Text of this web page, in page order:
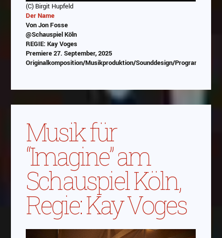
(C) Birgit Hupfeld
Der Name
Von Jon Fosse
@Schauspiel Köln
REGIE: Kay Voges
Premiere 27. September, 2025
Originalkomposition/Musikproduktion/Sounddesign/
Abspielen
Das Video wird von Youtube eingebettet
abespielt. Es gilt die Datenschutzerklärung von
Google
Musik für
“Imagine” am
Schauspiel Köln,
Regie: Kay Voges